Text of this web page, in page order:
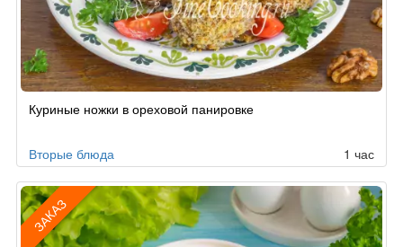
Куриные ножки в ореховой панировке
Вторые блюда 1 час
ЗАКАЗ